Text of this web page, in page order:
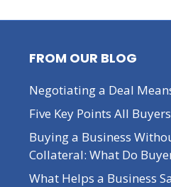
FROM OUR BLOG
Negotiating a Deal
Five Key Points All
Buying a Business
Collateral: What Do
What Helps a Business